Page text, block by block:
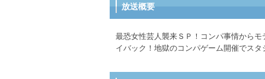
放送概要
最恐女性芸人襲来ＳＰ！コンパ事情から
イバック！地獄のコンパゲーム開催でスタ